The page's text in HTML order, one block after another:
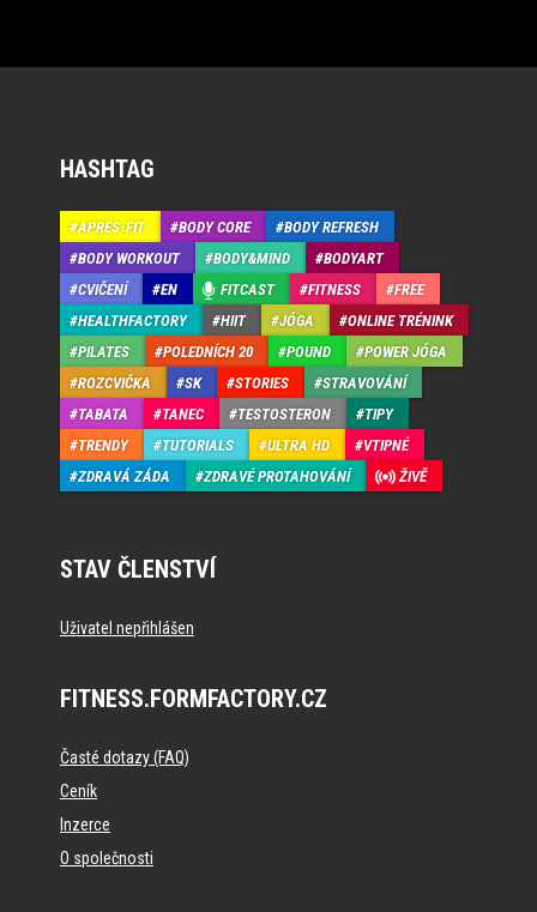
HASHTAG
APRÉS-FIT BODY CORE
BODY REFRESH
BODY WORKOUT
BODY&MIND
BODYART
CVIČENÍ
EN FITCAST FITNESS
FREE
HEALTHFACTORY
HIIT JÓGA
ONLINE TRÉNINK
PILATES
POLEDNÍCH 20 POUND
POWER JÓGA
ROZCVIČKA
SK STORIES
STRAVOVÁNÍ
TABATA
TANEC TESTOSTERON
TIPY
TRENDY
TUTORIALS ULTRA HD
VTIPNÉ
ZDRAVÁ ZÁDA
ZDRAVÉ PROTAHOVÁNÍ ŽIVĚ
STAV ČLENSTVÍ
Uživatel nepřihlášen
FITNESS.FORMFACTORY.CZ
Časté dotazy (FAQ)
Ceník
Inzerce
O společnosti